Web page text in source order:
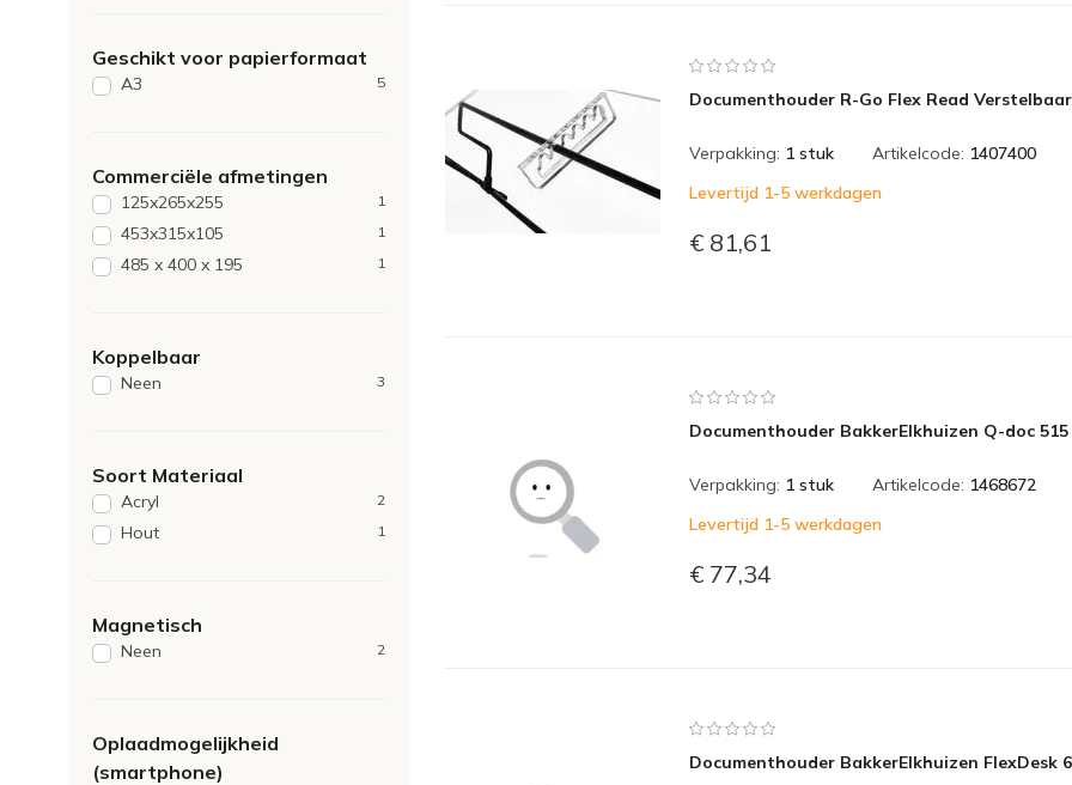
Geschikt voor papierformaat
A3 5
Commerciële afmetingen
125x265x255 1
453x315x105 1
485 x 400 x 195 1
Koppelbaar
Neen 3
Soort Materiaal
Acryl 2
Hout 1
Magnetisch
Neen 2
Oplaadmogelijkheid
(smartphone)
Documenthouder R-Go Flex Read Verstelbaar
Verpakking: 1 stuk Artikelcode: 1407400
Levertijd 1-5 werkdagen
€ 81,61
Documenthouder BakkerElkhuizen Q-doc 515
Verpakking: 1 stuk Artikelcode: 1468672
Levertijd 1-5 werkdagen
€ 77,34
Documenthouder BakkerElkhuizen FlexDesk